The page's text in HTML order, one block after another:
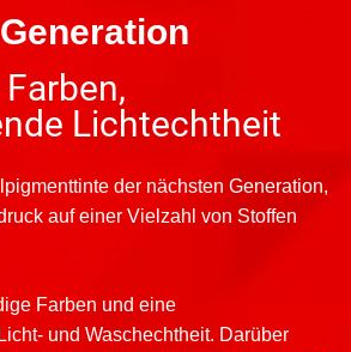
Lichtechtheit
der nächsten Generation,
auf einer Vielzahl von Stoffen
Farben und eine
und Waschechtheit. Darüber